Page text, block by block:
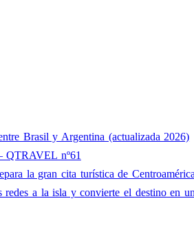
Brasil y Argentina (actualizada 2026)
QTRAVEL nº61
la gran cita turística de
a la isla y convierte el destino en